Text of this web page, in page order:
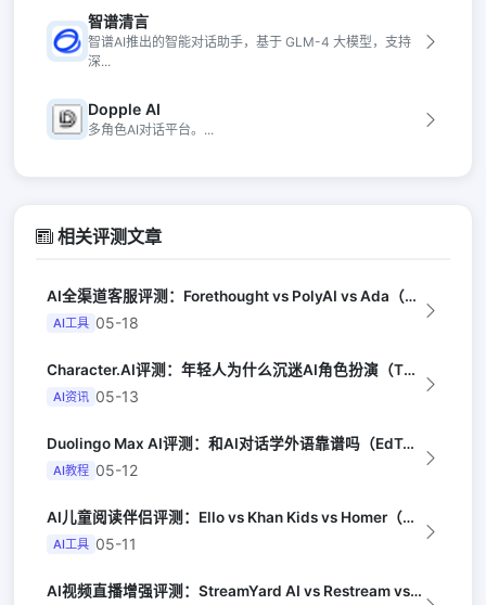
智谱清言
智谱AI推出的智能对话助手，基于 GLM-4 大模型，支持
深...
Dopple AI
多角色AI对话平台。...
相关评测文章
AI全渠道客服评测：Forethought vs PolyAI vs Ada（G...
AI工具 05-18
Character.AI评测：年轻人为什么沉迷AI角色扮演（The Atlant...
AI资讯 05-13
Duolingo Max AI评测：和AI对话学外语靠谱吗（EdTech Rev...
AI教程 05-12
AI儿童阅读伴侣评测：Ello vs Khan Kids vs Homer（Ed...
AI工具 05-11
AI视频直播增强评测：StreamYard AI vs Restream vs ...